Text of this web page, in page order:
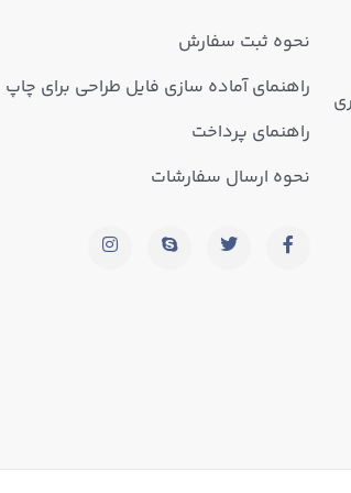
نحوه ثبت سفارش
راهنمای آماده سازی فایل طراحی برای چاپ
راهنمای پرداخت
نحوه ارسال سفارشات